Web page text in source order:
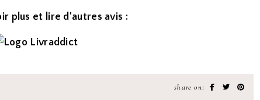
plus et lire d'autres avis :
share on: